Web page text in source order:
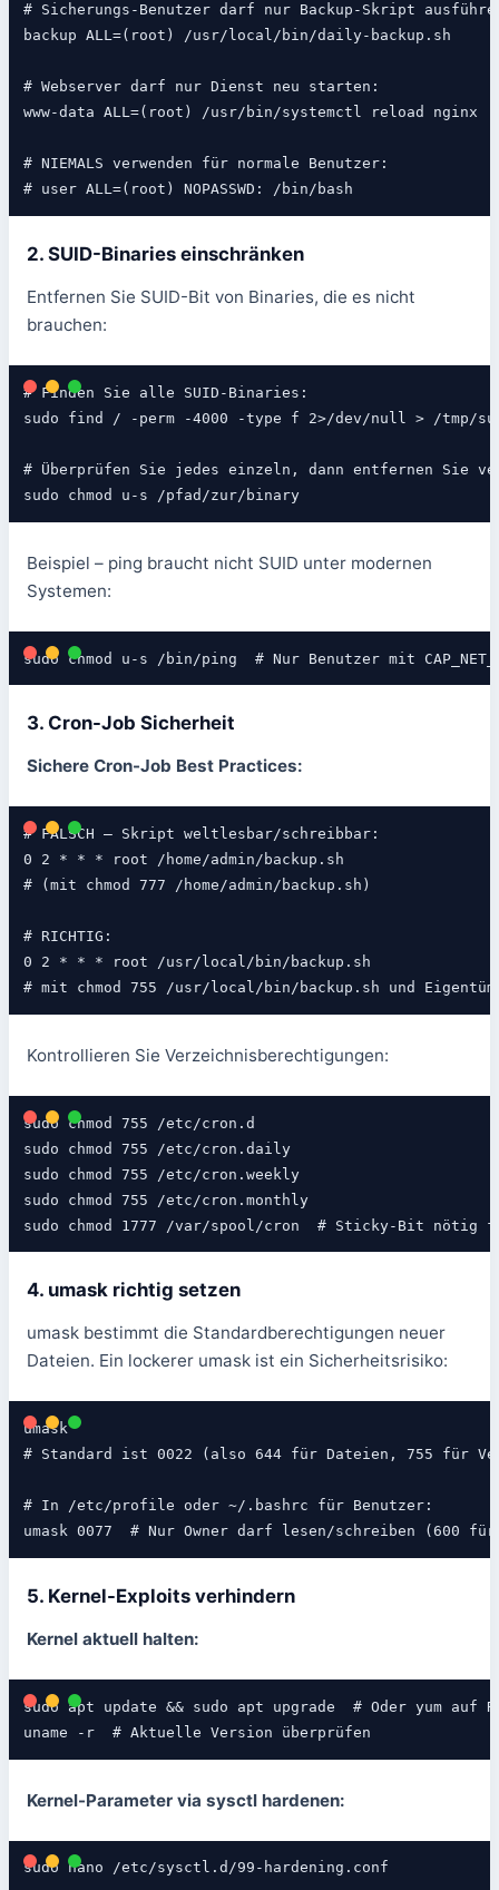
# Sicherungs-Benutzer darf nur Backup-Skript
backup ALL=(root) /usr/local/bin/daily-backup.sh
# Webserver darf nur Dienst neu starten:
www-data ALL=(root) /usr/bin/systemctl reload nginx
# NIEMALS verwenden für normale Benutzer:
# user ALL=(root) NOPASSWD: /bin/bash
2. SUID-Binaries einschränken
Entfernen Sie SUID-Bit von Binaries, die es nicht
brauchen:
# Finden Sie alle SUID-Binaries:
sudo find / -perm -4000 -type f 2>/dev/null > /tmp/
# Überprüfen Sie jedes einzeln, dann entfernen Sie
sudo chmod u-s /pfad/zur/binary
Beispiel – ping braucht nicht SUID unter modernen
Systemen:
sudo chmod u-s /bin/ping  # Nur Benutzer mit
3. Cron-Job Sicherheit
Sichere Cron-Job Best Practices:
# FALSCH – Skript weltlesbar/schreibbar:
0 2 * * * root /home/admin/backup.sh
# (mit chmod 777 /home/admin/backup.sh)
# RICHTIG:
0 2 * * * root /usr/local/bin/backup.sh
# mit chmod 755 /usr/local/bin/backup.sh und
Kontrollieren Sie Verzeichnisberechtigungen:
sudo chmod 755 /etc/cron.d
sudo chmod 755 /etc/cron.daily
sudo chmod 755 /etc/cron.weekly
sudo chmod 755 /etc/cron.monthly
sudo chmod 1777 /var/spool/cron  # Sticky-Bit nötig
4. umask richtig setzen
umask bestimmt die Standardberechtigungen neuer
Dateien. Ein lockerer umask ist ein Sicherheitsrisiko:
umask
# Standard ist 0022 (also 644 für Dateien, 755 für
# In /etc/profile oder ~/.bashrc für Benutzer:
umask 0077  # Nur Owner darf lesen/schreiben (600
5. Kernel-Exploits verhindern
Kernel aktuell halten:
sudo apt update && sudo apt upgrade  # Oder yum auf
uname -r  # Aktuelle Version überprüfen
Kernel-Parameter via sysctl hardenen:
sudo nano /etc/sysctl.d/99-hardening.conf